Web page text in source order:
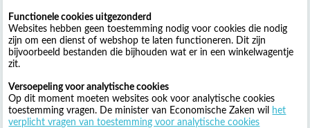
Functionele cookies uitgezonderd
Websites hebben geen toestemming nodig voor cookies die nodig
zijn om een dienst of webshop te laten functioneren. Dit zijn
bijvoorbeeld bestanden die bijhouden wat er in een winkelwagentje
zit.
Versoepeling voor analytische cookies
Op dit moment moeten websites ook voor analytische cookies
toestemming vragen. De minister van Economische Zaken wil
het
verplicht vragen van toestemming voor analytische cookies